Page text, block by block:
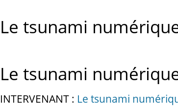
Le tsunami
Le tsunami
INTERVENANT : Le tsunami